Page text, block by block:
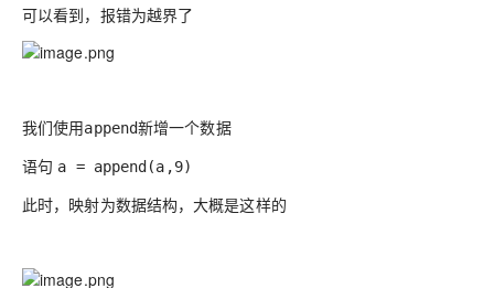
可以看到，报错为越界了
我们使用append新增一个数据
语句 a = append(a,9)
此时，映射为数据结构，大概是这样的